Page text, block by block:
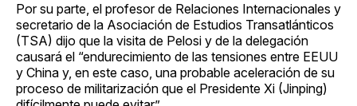
Por su parte, el profesor de Relaciones Internacionales y
secretario de la Asociación de Estudios Transatlánticos
(TSA) dijo que la visita de Pelosi y de la delegación
causará el “endurecimiento de las tensiones entre EEUU
y China y, en este caso, una probable aceleración de su
proceso de militarización que el Presidente Xi (Jinping)